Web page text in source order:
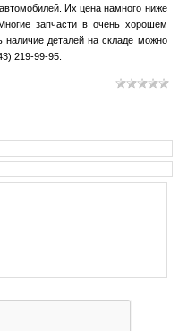
Их цена намного ниже
запчасти в очень хорошем
наличие деталей на складе можно
219-99-95.